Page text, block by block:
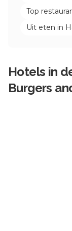
Top
Uit eten in
Hotels in
Burgers